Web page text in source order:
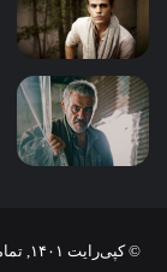
© کپی‌رایت ۱۴۰۱, تمامی حقوق وب سایت متعلق به کاشمر سلام می باشد |